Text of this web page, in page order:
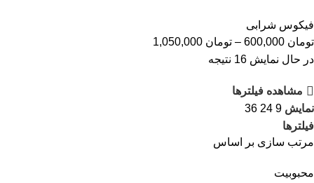
فیکوس شرابی
تومان
– تومان
در حال نمایش 16 نتیجه
مشاهده فیلترها
نمایش 9
24
36
فیلترها
مرتب سازی بر اساس
محبوبیت